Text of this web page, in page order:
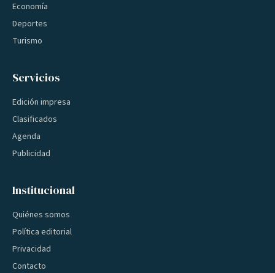
Economía
Deportes
Turismo
Servicios
Edición impresa
Clasificados
Agenda
Publicidad
Institucional
Quiénes somos
Política editorial
Privacidad
Contacto